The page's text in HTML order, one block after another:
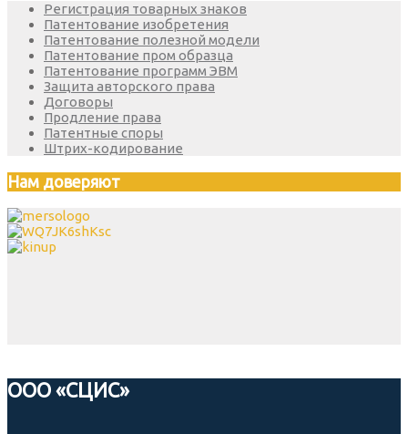
Регистрация товарных знаков
Патентование изобретения
Патентование полезной модели
Патентование пром образца
Патентование программ ЭВМ
Защита авторского права
Договоры
Продление права
Патентные споры
Штрих-кодирование
Нам доверяют
ООО «СЦИС»